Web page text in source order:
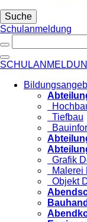
Suche
Schulanmeldung
Tiefbau
Grafik
Malerei
Objekt